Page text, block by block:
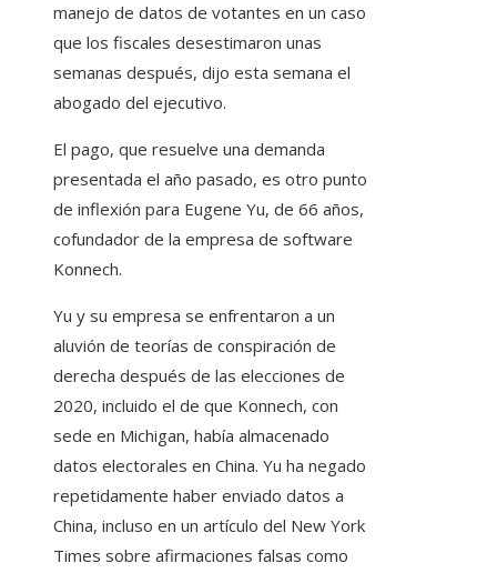
manejo de datos de votantes en un caso
que los fiscales desestimaron unas
semanas después, dijo esta semana el
abogado del ejecutivo.
El pago, que resuelve una demanda
presentada el año pasado, es otro punto
de inflexión para Eugene Yu, de 66 años,
cofundador de la empresa de software
Konnech.
Yu y su empresa se enfrentaron a un
aluvión de teorías de conspiración de
derecha después de las elecciones de
2020, incluido el de que Konnech, con
sede en Michigan, había almacenado
datos electorales en China. Yu ha negado
repetidamente haber enviado datos a
China, incluso en un artículo del New York
Times sobre afirmaciones falsas como